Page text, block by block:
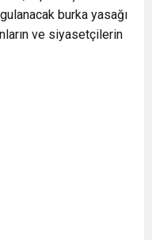
burka yasağı
ve siyasetçilerin